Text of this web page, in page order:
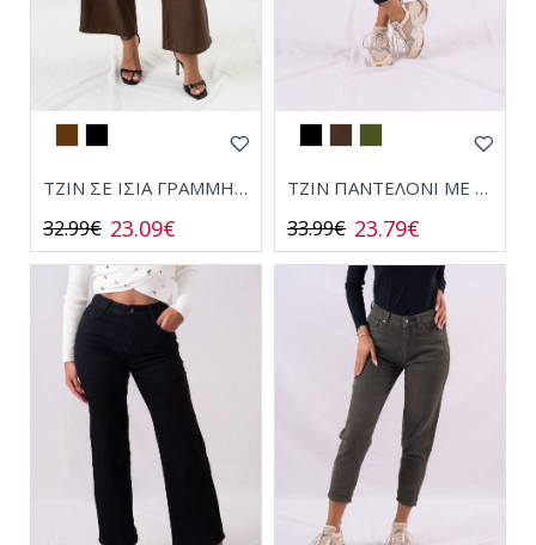
ΤΖΙΝ ΣΕ ΙΣΙΑ ΓΡΑΜΜΗ ΜΕ ΚΟΥΜΠΙΑ 2122
23.09€
32.99€
ΤΖΙΝ ΠΑΝΤΕΛΟΝΙ ΜΕ ΛΑΣΤΙΧΟ ΣΤΗ ΜΕΣΗ DA918
23.79€
33.99€